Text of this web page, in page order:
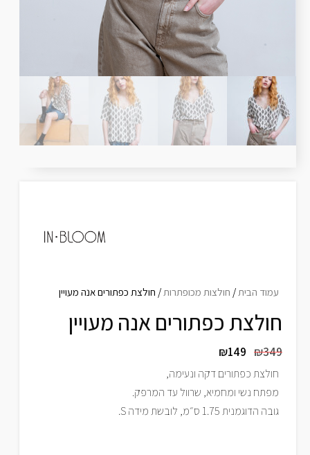
עמוד הבית/ חולצות מכופתרות/ חולצת כפתורים אנה מעויין
חולצת כפתורים אנה מעויין
₪349
₪149
חולצת כפתורים דקה ונעימה,
מפתח נשי ומחמיא, שרוול עד המרפק.
גובה הדוגמנית 1.75 ס״מ, לובשת מידה S.